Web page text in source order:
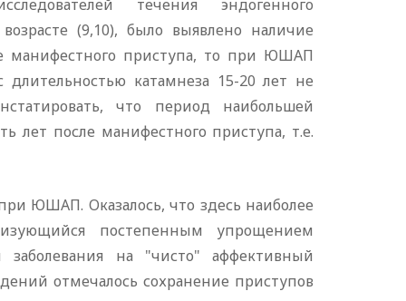
течения эндогенного
(9,10), было выявлено наличие
манифестного приступа, то при ЮШАП
длительностью катамнеза 15-20 лет не
что период наибольшей
лет после манифестного приступа, т.е.
ЮШАП. Оказалось, что здесь наиболее
постепенным упрощением
заболевания на "чисто" аффективный
отмечалось сохранение приступов